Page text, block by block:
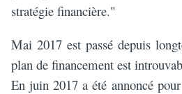
stratégie financière."
Mai 2017 est passé depuis
plan de financement est
En juin 2017 a été annoncé